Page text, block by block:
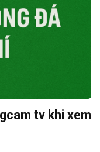
tv khi xem